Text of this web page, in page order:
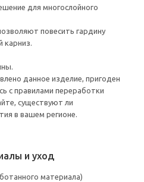
для многослойного
повесить гардину
карниз.
данное изделие, пригоден
с правилами переработки
существуют ли
в вашем регионе.
и уход
материала)